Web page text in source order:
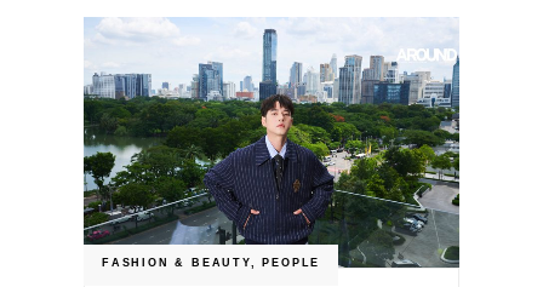
FASHION & BEAUTY PEOPLE